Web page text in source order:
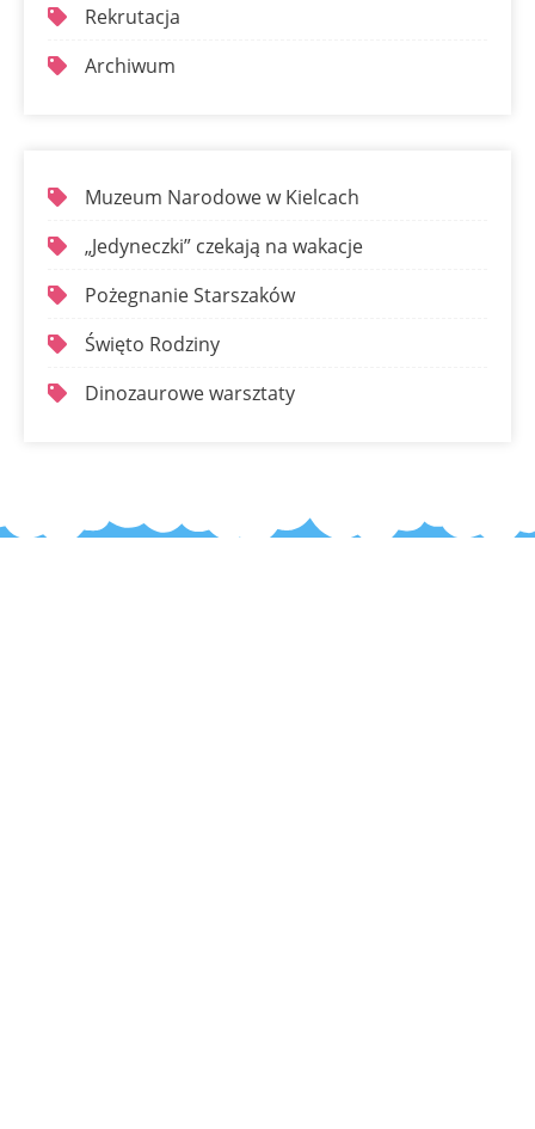
Rekrutacja
Archiwum
Muzeum Narodowe w Kielcach
„Jedyneczki” czekają na wakacje
Pożegnanie Starszaków
Święto Rodziny
Dinozaurowe warsztaty